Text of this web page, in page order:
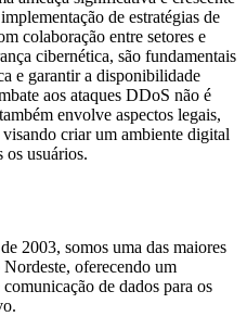
de estratégias de
colaboração entre setores e
cibernética, são fundamentais
e garantir a disponibilidade
aos ataques DDoS não é
envolve aspectos legais,
criar um ambiente digital
os usuários.
2003, somos uma das maiores
Nordeste, oferecendo um
de dados para os